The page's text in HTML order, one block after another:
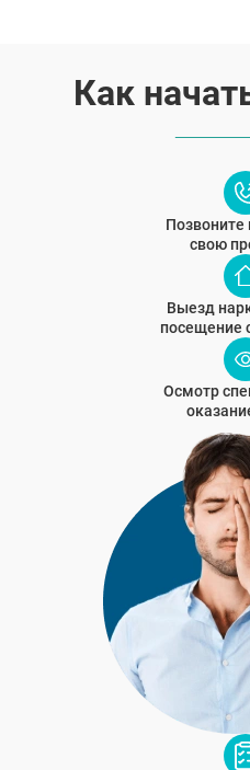
Как
Позвоните
свою
Выезд
посещение
Осмотр